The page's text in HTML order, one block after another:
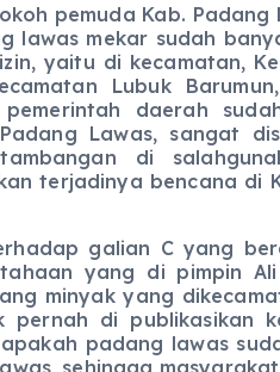
pemuda Kab.
lawas mekar sudah
yaitu di kecamatan,
Lubuk
pemerintah daerah
Lawas, sangat
di
terjadinya bencana di
galian C yang
yang di pimpin
minyak yang
di publikasikan
padang lawas
sehingga